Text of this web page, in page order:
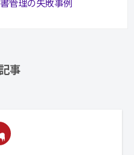
事